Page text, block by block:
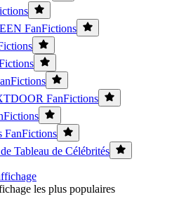
FanFictions
FanFictions
FanFictions
Tableau de Célébrités
les plus populaires